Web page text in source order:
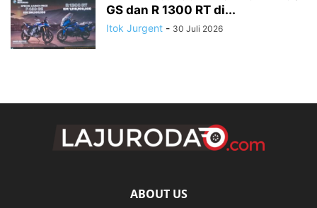
GS dan R 1300 RT di...
Itok Jurgent - 30 Juli 2026
ABOUT US